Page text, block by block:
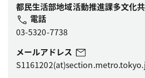
都民生活部地域活動推進課多文化
電話
03-5320-7738
メールアドレス